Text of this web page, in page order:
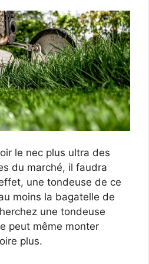
le nec plus ultra des
du marché, il faudra
une tondeuse de ce
moins la bagatelle de
une tondeuse
peut même monter
plus.